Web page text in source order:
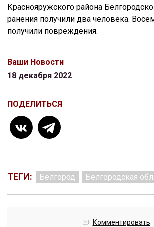
Краснояружского района
ранения получили два человека.
получили повреждения.
Ваши Новости
18 декабря 2022
ПОДЕЛИТЬСЯ
ТЕГИ: Белгород Белгородская
Комментировать